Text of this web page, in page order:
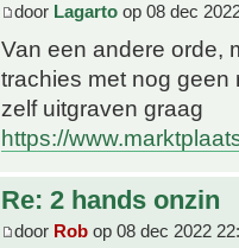
door Lagarto op 08 dec
Van een andere orde,
trachies met nog
zelf uitgraven graag
https://
Re: 2 hands onzin
door Rob op 08 dec 2022